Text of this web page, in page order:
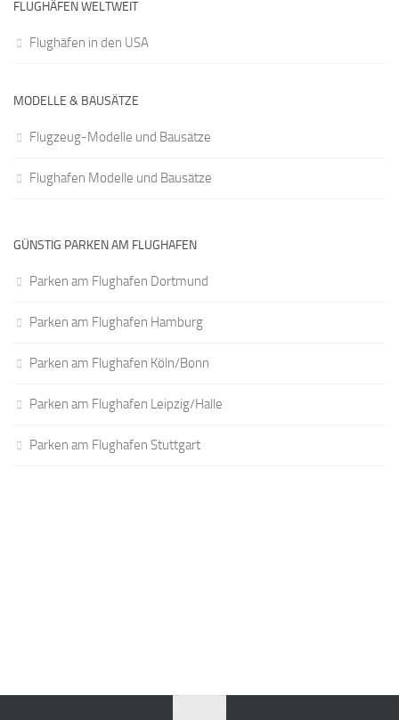
FLUGHÄFEN WELTWEIT
Flughäfen in den USA
MODELLE & BAUSÄTZE
Flugzeug-Modelle und Bausätze
Flughafen Modelle und Bausätze
GÜNSTIG PARKEN AM FLUGHAFEN
Parken am Flughafen Dortmund
Parken am Flughafen Hamburg
Parken am Flughafen Köln/Bonn
Parken am Flughafen Leipzig/Halle
Parken am Flughafen Stuttgart